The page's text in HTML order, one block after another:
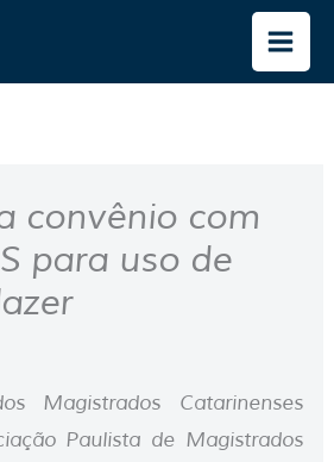
convênio com
para uso de
Magistrados Catarinenses
Paulista de Magistrados